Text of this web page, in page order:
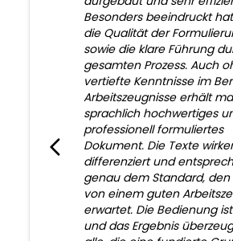
Besonders beeindruckt
die Qualität der
sowie die klare Führung
gesamten Prozess. Auch
vertiefte Kenntnisse im
Arbeitszeugnisse erhält
sprachlich hochwertiges
professionell formuliertes
Dokument. Die Texte
differenziert und
genau dem Standard,
von einem guten
erwartet. Die Bedienung
und das Ergebnis